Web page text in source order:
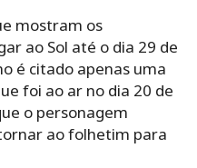
mostram os
ao Sol até o dia 29 de
é citado apenas uma
foi ao ar no dia 20 de
o personagem
ao folhetim para